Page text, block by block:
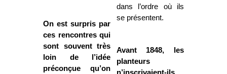
On est surpris par
ces rencontres qui
sont souvent très
loin de l’idée
préconçue qu’on
dans l’ordre où ils
se présentent.
Avant 1848, les
planteurs